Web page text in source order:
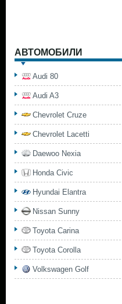
АВТОМОБИЛИ
Audi 80
Audi A3
Chevrolet Cruze
Chevrolet Lacetti
Daewoo Nexia
Honda Civic
Hyundai Elantra
Nissan Sunny
Toyota Carina
Toyota Corolla
Volkswagen Golf